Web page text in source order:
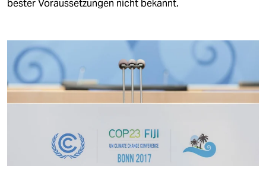
bester Voraussetzungen nicht bekannt.